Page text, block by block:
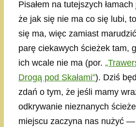
Pisałem na tutejszych
że jak się nie ma co się lubi,
się ma, więc zamiast
parę ciekawych ścieżek tam,
ich wcale nie ma (por.
Drogą pod Skałami”). Dziś
zdań o tym, że jeśli mamy
odkrywanie nieznanych
miejscu zaczyna nas nużyć